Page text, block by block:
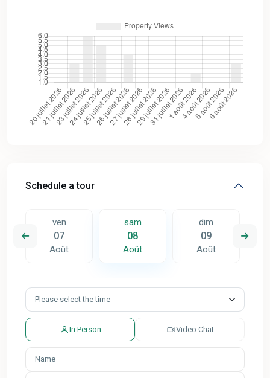
Schedule a tour
ven
07
Août
sam
08
Août
dim
09
Août
In Person Video Chat